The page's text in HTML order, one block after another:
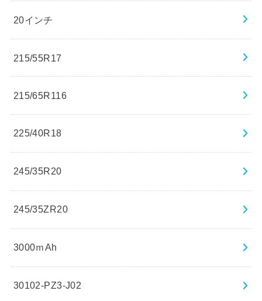
20インチ
215/55R17
215/65R116
225/40R18
245/35R20
245/35ZR20
3000ｍAh
30102-PZ3-J02